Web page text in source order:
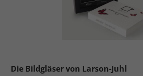
Die Bildgläser von Larson-Juhl